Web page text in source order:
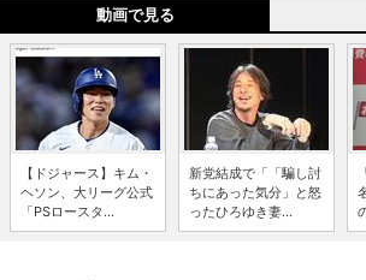
動画で見る
【ドジャース】キム・
ヘソン、大リーグ公式
「PSロースタ...
新党結成で「「騙し討
ちにあった気分」と怒
ったひろゆき妻...